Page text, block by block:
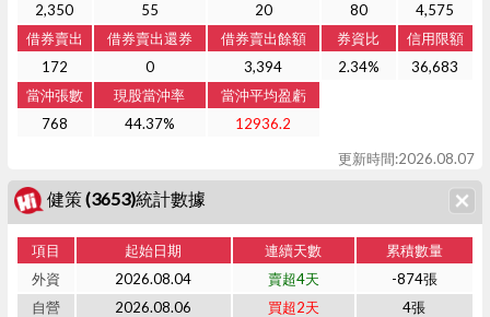
2,350
55 20 80
4,575
借券賣出
借券賣出還券 借券賣出餘額 券資比
信用限額
172
0 3,394 2.34%
36,683
當沖張數
現股當沖率
當沖平均盈虧
768
44.37%
12936.2
更新時間:2026.08.07
健策 (3653)統計數據
項目 起始日期 連續天數
累積數量
外資
2026.08.04 賣超4天
-874張
自營
2026.08.06 買超2天
4張